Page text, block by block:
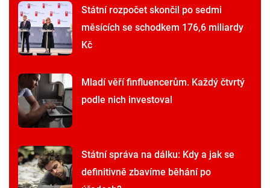
Státní rozpočet skončil po sedmi
měsících se schodkem 176,6 miliardy
Kč
Mladí věří finfluencerům. Každý čtvrtý
podle nich investoval
Státní správa na dálku: Kdy a jak se
definitivně zbavíme běhání po